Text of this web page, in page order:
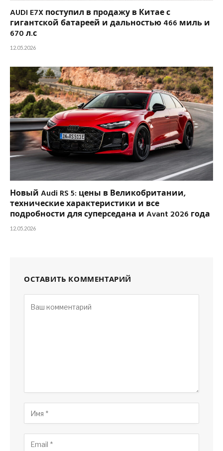
AUDI E7X поступил в продажу в Китае с
гигантской батареей и дальностью 466 миль и
670 л.с
12.05.2026
Новый Audi RS 5: цены в Великобритании,
технические характеристики и все
подробности для суперседана и Avant 2026 года
12.05.2026
ОСТАВИТЬ КОММЕНТАРИЙ